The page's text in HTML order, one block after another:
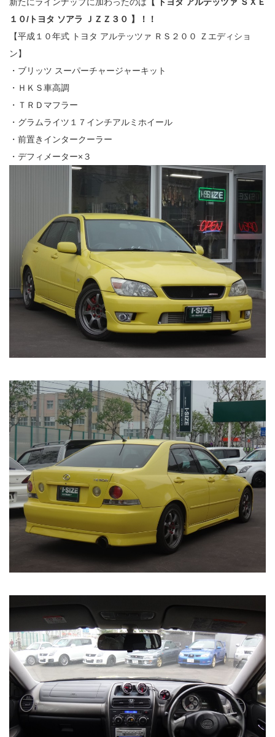
１０/トヨタ ソアラ ＪＺＺ３０ 】！！
【平成１０年式 トヨタ アルテッツァ ＲＳ２００ Ｚエディショ
ン】
・ブリッツ スーパーチャージャーキット
・ＨＫＳ車高調
・ＴＲＤマフラー
・グラムライツ１７インチアルミホイール
・前置きインタークーラー
・デフィメーター×３